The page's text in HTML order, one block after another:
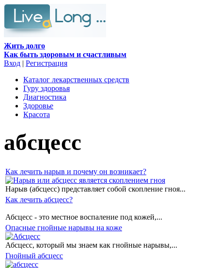
Жить долго
Как быть здоровым и счастливым
Вход | Регистрация
Каталог лекарственных средств
Гуру здоровья
Диагностика
Здоровье
Красота
абсцесс
Как лечить нарыв и почему он возникает?
Нарыв (абсцесс) представляет собой скопление гноя...
Как лечить абсцесс?
Абсцесс - это местное воспаление под кожей,...
Опасные гнойные нарывы на коже
Абсцесс, который мы знаем как гнойные нарывы,...
Гнойный абсцесс